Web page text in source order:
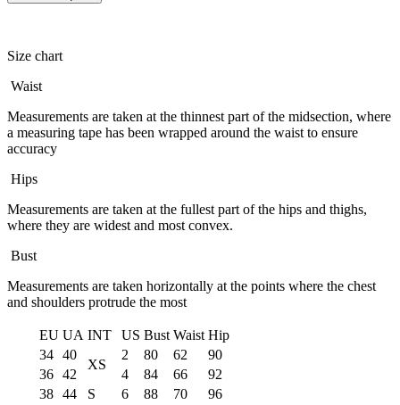
Size chart
Waist
Measurements are taken at the thinnest part of the midsection, where
a measuring tape has been wrapped around the waist to ensure
accuracy
Hips
Measurements are taken at the fullest part of the hips and thighs,
where they are widest and most convex.
Bust
Measurements are taken horizontally at the points where the chest
and shoulders protrude the most
EU UA INT US Bust Waist Hip
34 40
XS
2 80 62
90
36 42 4 84 66
92
38 44 S 6 88 70
96